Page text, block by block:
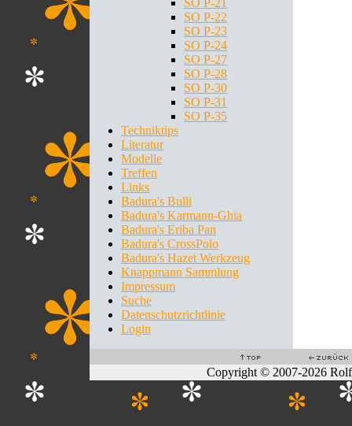
SO P-21
SO P-22
SO P-23
SO P-24
SO P-27
SO P-28
SO P-30
SO P-31
SO P-35
Techniktips
Literatur
Modelle
Treffen
Links
Badura's Bulli
Badura's Karmann-Ghia
Badura's Eriba Pan
Badura's CrossPolo
Badura's Hazet Werkzeug
Knappmann Sammlung
Impressum
Suche
Datenschutzrichtlinie
Login
Copyright © 2007-2026